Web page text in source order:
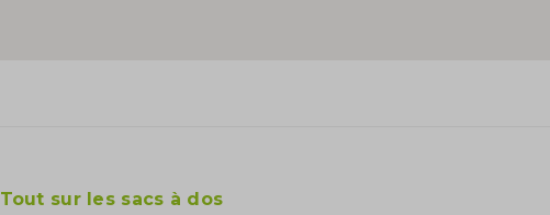
Tout sur les sacs à dos